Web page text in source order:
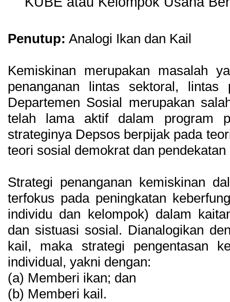
Penutup: Analogi Ikan dan Kail
Kemiskinan merupakan masalah
penanganan lintas sektoral,
Departemen Sosial merupakan
telah lama aktif dalam program
strateginya Depsos berpijak pada
teori sosial demokrat dan
Strategi penanganan kemiskinan
terfokus pada peningkatan
individu dan kelompok) dalam
dan sistuasi sosial. Dianalogikan
kail, maka strategi pengentasan
individual, yakni dengan:
(a) Memberi ikan; dan
(b) Memberi kail.